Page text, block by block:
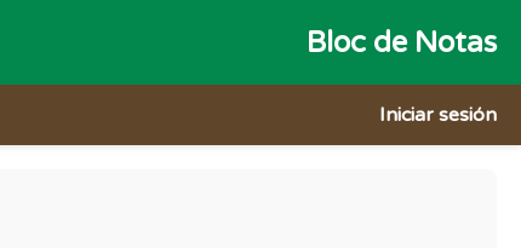
Bloc de Notas
Iniciar sesión